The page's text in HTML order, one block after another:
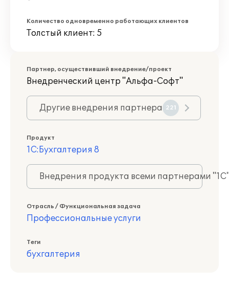
Количество одновременно работающих клиентов
Толстый клиент: 5
Партнер, осуществивший внедрение/проект
Внедренческий центр "Альфа-Софт"
Другие внедрения партнера 221
Продукт
1С:Бухгалтерия 8
Внедрения продукта всеми партнерами
Отрасль / Функциональная задача
Профессиональные услуги
Теги
бухгалтерия